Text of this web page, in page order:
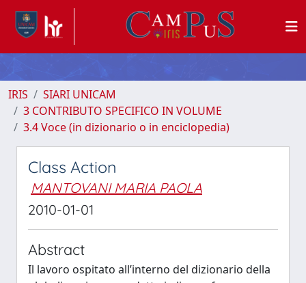
IRIS
SIARI UNICAM
3 CONTRIBUTO SPECIFICO IN VOLUME
3.4 Voce (in dizionario o in enciclopedia)
Class Action
MANTOVANI MARIA PAOLA
2010-01-01
Abstract
Il lavoro ospitato all’interno del dizionario della